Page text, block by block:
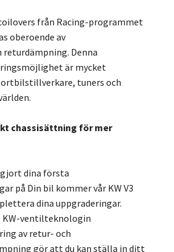
från Racing-programmet
oberoende av
returdämpning. Denna
är mycket
tuners och
chassisättning för mer
gjort dina första
på Din bil kommer vår KW V3
dina uppgraderingar.
KW-ventilteknologin
av retur- och
gör att du kan ställa in ditt